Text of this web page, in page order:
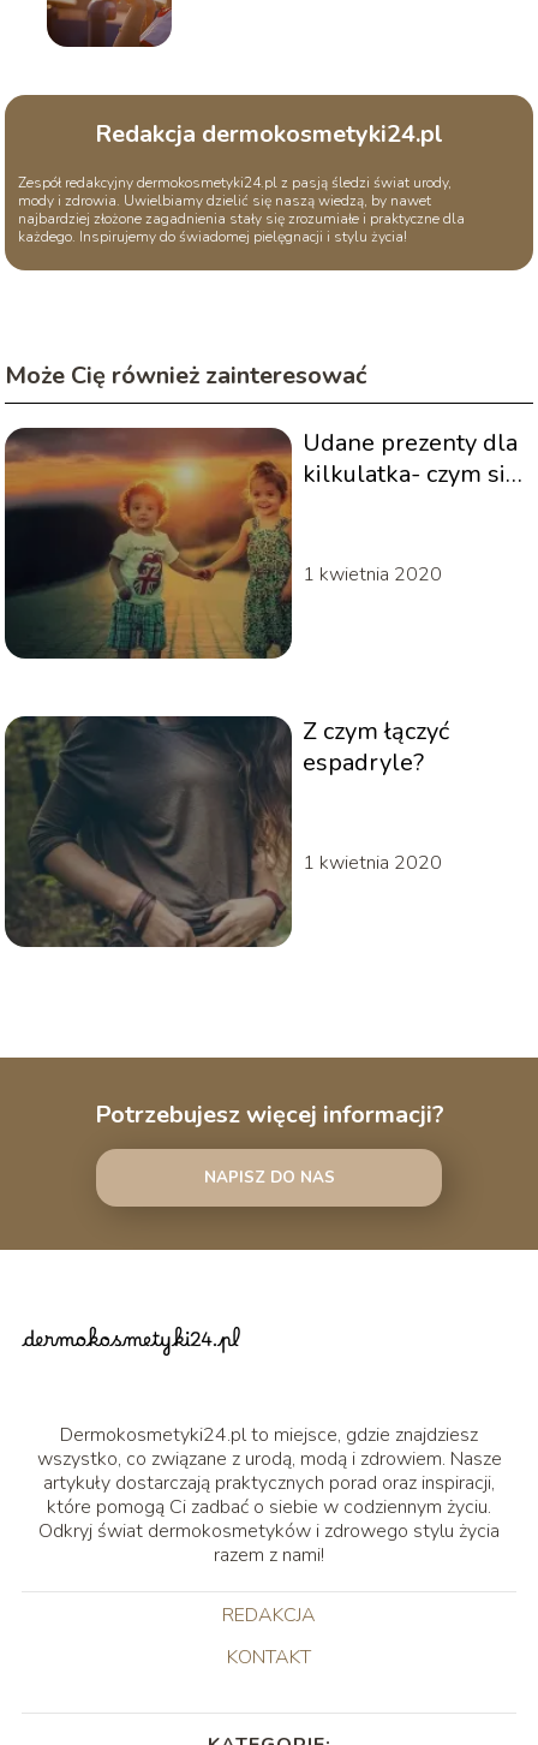
Redakcja dermokosmetyki24.pl
Zespół redakcyjny dermokosmetyki24.pl z pasją śledzi świat urody,
mody i zdrowia. Uwielbiamy dzielić się naszą wiedzą, by nawet
najbardziej złożone zagadnienia stały się zrozumiałe i praktyczne dla
każdego. Inspirujemy do świadomej pielęgnacji i stylu życia!
Może Cię również zainteresować
Udane prezenty dla
kilkulatka- czym się
1 kwietnia 2020
Z czym łączyć
espadryle?
1 kwietnia 2020
Potrzebujesz więcej informacji?
NAPISZ DO NAS
Dermokosmetyki24.pl to miejsce, gdzie znajdziesz
wszystko, co związane z urodą, modą i zdrowiem. Nasze
artykuły dostarczają praktycznych porad oraz inspiracji,
które pomogą Ci zadbać o siebie w codziennym życiu.
Odkryj świat dermokosmetyków i zdrowego stylu życia
razem z nami!
REDAKCJA
KONTAKT